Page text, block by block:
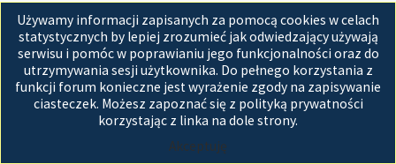
Używamy informacji zapisanych za pomocą cookies w celach
statystycznych by lepiej zrozumieć jak odwiedzający używają
serwisu i pomóc w poprawianiu jego funkcjonalności oraz do
utrzymywania sesji użytkownika. Do pełnego korzystania z
funkcji forum konieczne jest wyrażenie zgody na zapisywanie
ciasteczek. Możesz zapoznać się z polityką prywatności
korzystając z linka na dole strony.
Akceptuję